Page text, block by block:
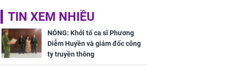
Không ngờ loại rau chỉ
vài nghìn ở chợ lại có
nhiều công dụng tốt
cho sức khỏe
Vừa ly hôn, vợ cũ sinh
đứa con giống mình
như đúc nhưng bí mật
phía sau gây sốc
TIN XEM NHIỀU
NÓNG: Khởi tố ca sĩ Phương
Diễm Huyền và giám đốc công
ty truyền thông